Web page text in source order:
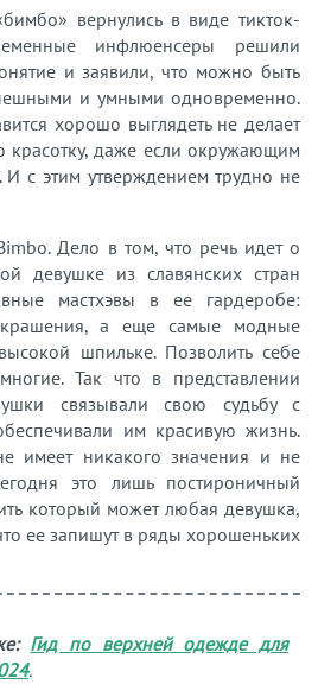
вернулись в виде тикток-
инфлюенсеры решили
и заявили, что можно быть
и умными одновременно.
хорошо выглядеть не делает
красотку, даже если окружающим
И с этим утверждением трудно не
Дело в том, что речь идет о
девушке из славянских стран
мастхэвы в ее гардеробе:
а еще самые модные
шпильке. Позволить себе
Так что в представлении
связывали свою судьбу с
им красивую жизнь.
имеет никакого значения и не
это лишь постироничный
который может любая девушка,
ее запишут в ряды хорошеньких
Гид по верхней одежде для
.